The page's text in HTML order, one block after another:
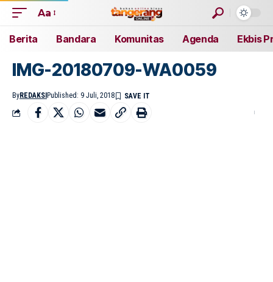
Aa
Berita Bandara Komunitas Agenda Ekbis
IMG-20180709-WA0059
ByREDAKSI Published: 9 Juli, 2018